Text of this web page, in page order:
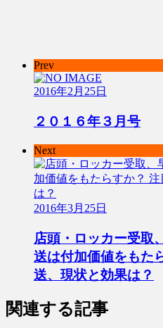
Prev
2016年2月25日
２０１６年３月号
Next
2016年3月25日
店頭・ロッカー受取
送は付加価値をもた
送、現状と効果は？
関連する記事